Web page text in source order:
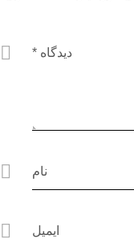
دیدگاه *
نام
ایمیل